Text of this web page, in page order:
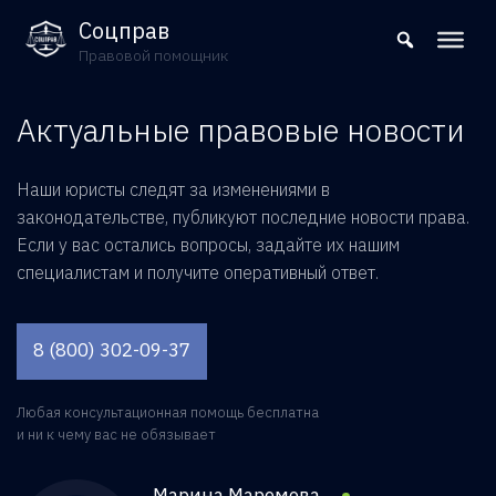
8 (800) 302-09-37
Соцправ
Правовой помощник
Актуальные правовые новости
Наши юристы следят за изменениями в
законодательстве, публикуют последние новости права.
Если у вас остались вопросы, задайте их нашим
специалистам и получите оперативный ответ.
8 (800) 302-09-37
Любая консультационная помощь бесплатна
и ни к чему вас не обязывает